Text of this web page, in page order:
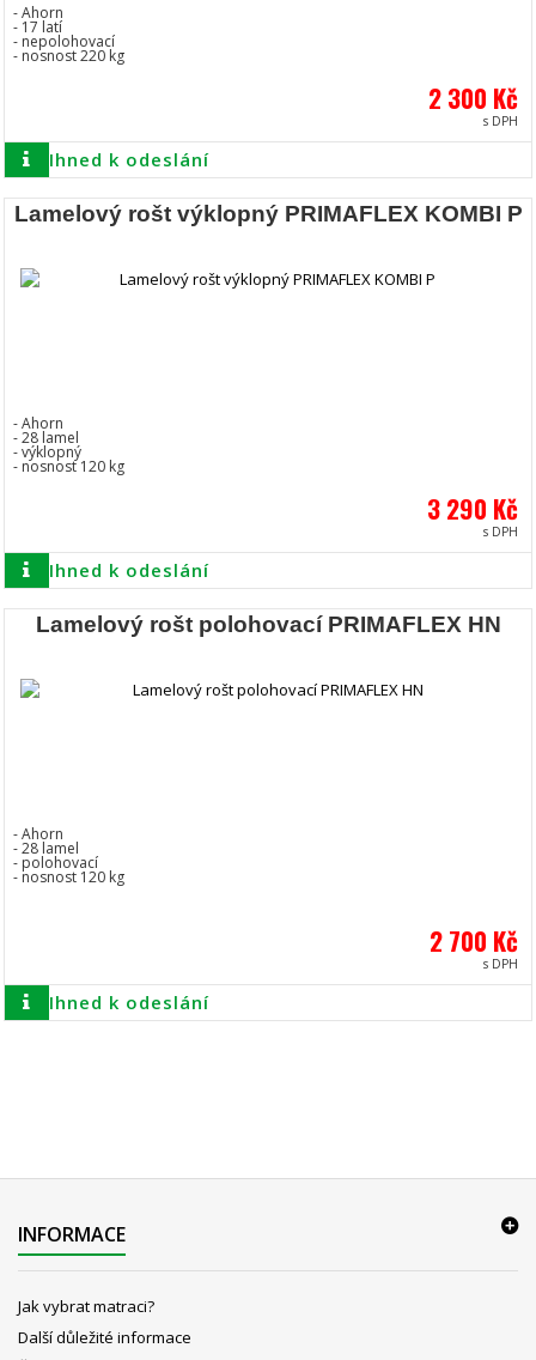
- Ahorn
- 17 latí
- nepolohovací
- nosnost 220 kg
2 300 Kč
s DPH
Ihned k odeslání
Lamelový rošt výklopný PRIMAFLEX KOMBI P
- Ahorn
- 28 lamel
- výklopný
- nosnost 120 kg
3 290 Kč
s DPH
Ihned k odeslání
Lamelový rošt polohovací PRIMAFLEX HN
- Ahorn
- 28 lamel
- polohovací
- nosnost 120 kg
2 700 Kč
s DPH
Ihned k odeslání
INFORMACE
Jak vybrat matraci?
Další důležité informace